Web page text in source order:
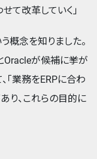
て改革していく」
概念を知りました。
Oracleが候補に挙が
「業務をERPに合わ
あり、これらの目的に